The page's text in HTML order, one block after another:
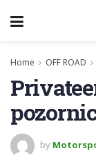
Home OFF ROAD
by